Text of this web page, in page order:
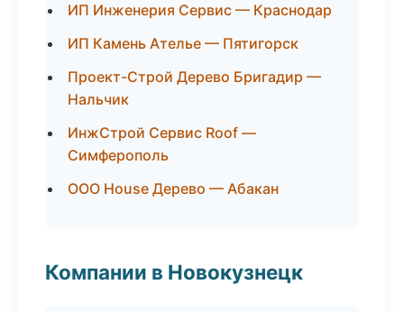
ИП Инженерия Сервис — Краснодар
ИП Камень Ателье — Пятигорск
Проект-Строй Дерево Бригадир —
Нальчик
ИнжСтрой Сервис Roof —
Симферополь
ООО House Дерево — Абакан
Компании в Новокузнецк